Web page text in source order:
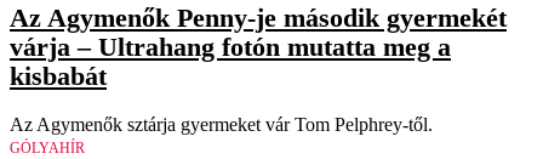
Az Agymenők Penny-je második gyermekét
várja – Ultrahang fotón mutatta meg a
kisbabát
Az Agymenők sztárja gyermeket vár Tom Pelphrey-től.
GÓLYAHÍR